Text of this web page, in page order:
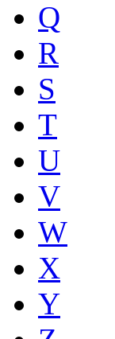
Q
R
S
T
U
V
W
X
Y